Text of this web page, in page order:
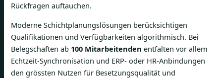
Rückfragen auftauchen.
Moderne Schichtplanungslösungen berücksichtigen
Qualifikationen und Verfügbarkeiten algorithmisch. Bei
Belegschaften ab 100 Mitarbeitenden entfalten vor allem
Echtzeit-Synchronisation und ERP- oder HR-Anbindungen
den grössten Nutzen für Besetzungsqualität und